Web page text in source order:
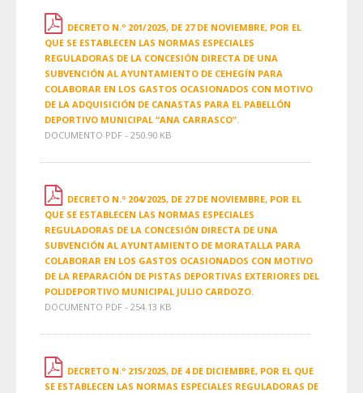
DECRETO N.º 201/2025, DE 27 DE NOVIEMBRE, POR EL
QUE SE ESTABLECEN LAS NORMAS ESPECIALES
REGULADORAS DE LA CONCESIÓN DIRECTA DE UNA
SUBVENCIÓN AL AYUNTAMIENTO DE CEHEGÍN PARA
COLABORAR EN LOS GASTOS OCASIONADOS CON MOTIVO
DE LA ADQUISICIÓN DE CANASTAS PARA EL PABELLÓN
DEPORTIVO MUNICIPAL “ANA CARRASCO”.
DOCUMENTO PDF - 250.90 KB
DECRETO N.º 204/2025, DE 27 DE NOVIEMBRE, POR EL
QUE SE ESTABLECEN LAS NORMAS ESPECIALES
REGULADORAS DE LA CONCESIÓN DIRECTA DE UNA
SUBVENCIÓN AL AYUNTAMIENTO DE MORATALLA PARA
COLABORAR EN LOS GASTOS OCASIONADOS CON MOTIVO
DE LA REPARACIÓN DE PISTAS DEPORTIVAS EXTERIORES DEL
POLIDEPORTIVO MUNICIPAL JULIO CARDOZO.
DOCUMENTO PDF - 254.13 KB
DECRETO N.º 215/2025, DE 4 DE DICIEMBRE, POR EL QUE
SE ESTABLECEN LAS NORMAS ESPECIALES REGULADORAS DE